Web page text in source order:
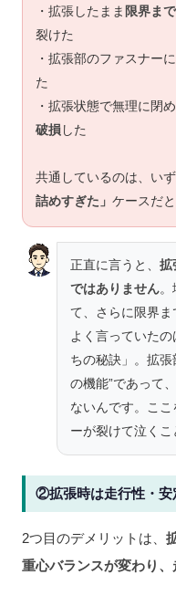
・拡張したまま 限界ま
裂けた
・拡張部のファスナーに
た
・拡張状態で無理に閉
破損 した
共通しているのは、い
詰めすぎた」 ケースだ
正直に言うと、 拡
ではありません。
て、さらに限界
よく言っていた
ちの秘訣」。拡
の機能”であって
ないんです。こ
ーが裂けて泣くこ
②拡張時は走行性・安
2つ目のデメリットは、
重心バランスが変わり